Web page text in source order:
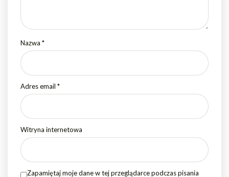
Nazwa *
Adres email *
Witryna internetowa
Zapamiętaj moje dane w tej przeglądarce podczas pisania